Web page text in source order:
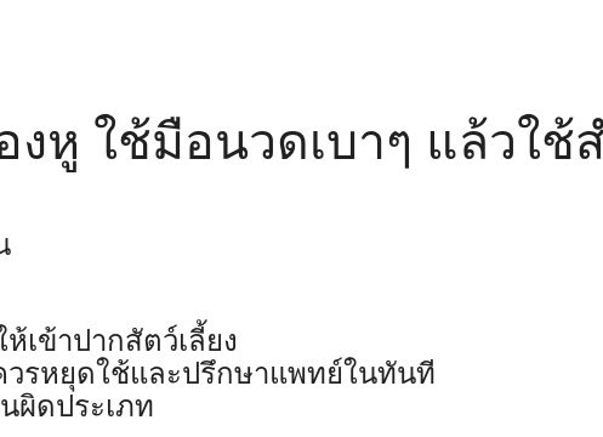
หู ใช้มือนวดเบาๆ แล้วใช้
ข้าปากสัตว์เลี้ยง
วรหยุดใช้และปรึกษาแพทย์ในทันที
ผิดประเภท